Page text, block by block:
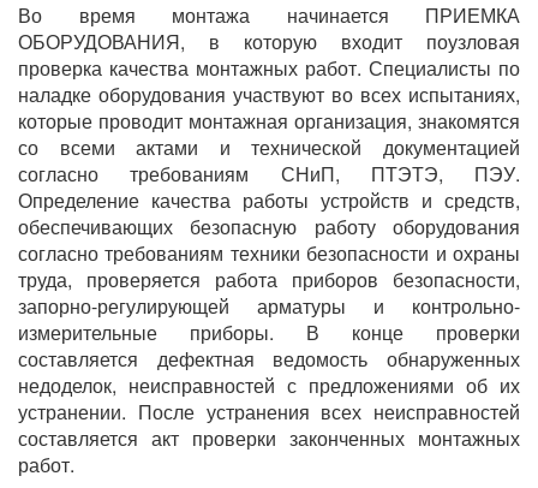
Во время монтажа начинается ПРИЕМКА
ОБОРУДОВАНИЯ, в которую входит поузловая
проверка качества монтажных работ. Специалисты по
наладке оборудования участвуют во всех испытаниях,
которые проводит монтажная организация, знакомятся
со всеми актами и технической документацией
согласно требованиям СНиП, ПТЭТЭ, ПЭУ.
Определение качества работы устройств и средств,
обеспечивающих безопасную работу оборудования
согласно требованиям техники безопасности и охраны
труда, проверяется работа приборов безопасности,
запорно-регулирующей арматуры и контрольно-
измерительные приборы. В конце проверки
составляется дефектная ведомость обнаруженных
недоделок, неисправностей с предложениями об их
устранении. После устранения всех неисправностей
составляется акт проверки законченных монтажных
работ.